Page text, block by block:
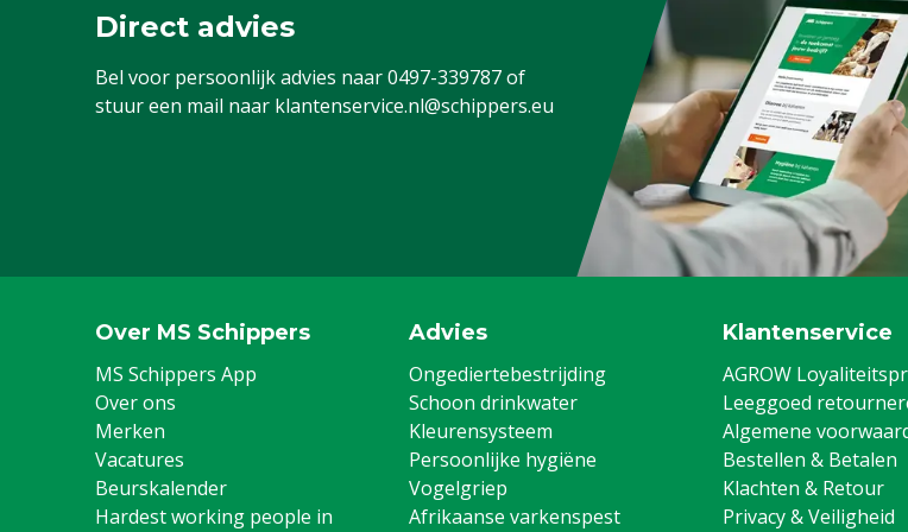
Direct advies
Bel voor persoonlijk advies naar0497-339787of
stuur een mail naar klantenservice.nl@schippers.eu
Over MS Schippers
MS Schippers App
Over ons
Merken
Vacatures
Beurskalender
Hardest working people in
Advies
Ongediertebestrijding
Schoon drinkwater
Kleurensysteem
Persoonlijke hygiëne
Vogelgriep
Afrikaanse varkenspest
Klantenservice
AGROW
Leeggoed
Algemene
Bestellen & Betalen
Klachten & Retour
Privacy & Veiligheid